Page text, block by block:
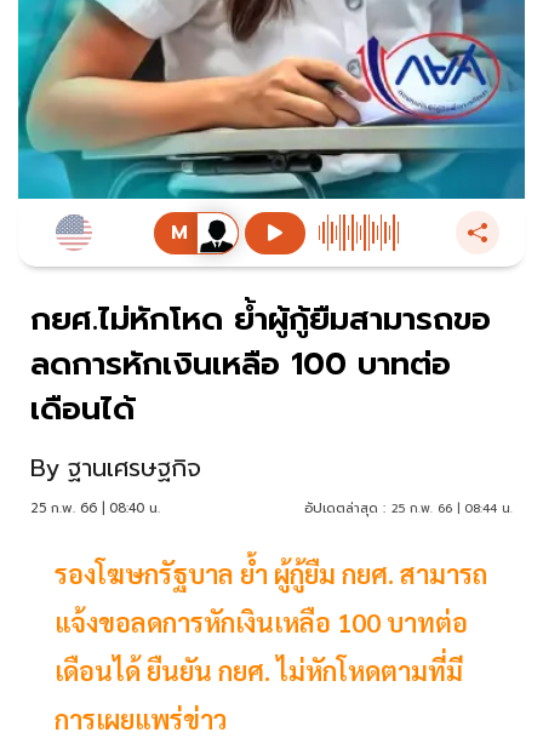
กยศ.ไม่หักโหด ย้ำผู้กู้ยืมสามารถขอ
ลดการหักเงินเหลือ 100 บาทต่อ
เดือนได้
By ฐานเศรษฐกิจ
25 ก.พ. 66 | 08:40 น. อัปเดตล่าสุด : 25 ก.พ. 66 | 08:44 น.
รองโฆษกรัฐบาล ย้ำ ผู้กู้ยืม กยศ. สามารถ
แจ้งขอลดการหักเงินเหลือ 100 บาทต่อ
เดือนได้ ยืนยัน กยศ. ไม่หักโหดตามที่มี
การเผยแพร่ข่าว